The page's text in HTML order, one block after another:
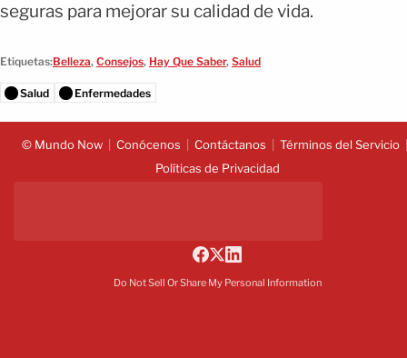
seguras para mejorar su calidad de vida.
Etiquetas:Belleza, Consejos, Hay Que Saber, Salud
Salud Enfermedades
© Mundo Now Conócenos Contáctanos
Términos del Servicio
Políticas de Privacidad
Do Not Sell Or Share My Personal Information